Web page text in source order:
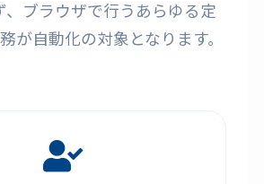
、ブラウザで行うあらゆる定
が自動化の対象となります。